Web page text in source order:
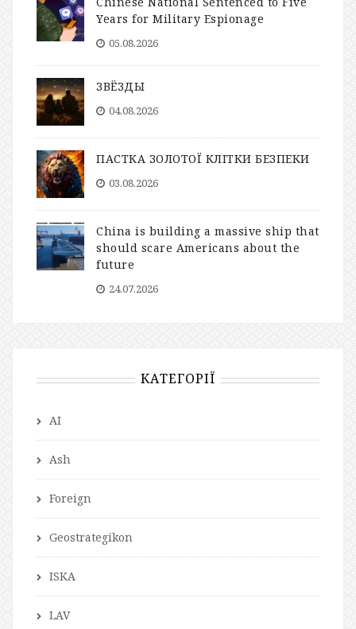
Years for Military Espionage
05.08.2026
ЗВЁЗДЫ
04.08.2026
ПАСТКА ЗОЛОТОЇ КЛІТКИ БЕЗПЕКИ
03.08.2026
China is building a massive ship that
should scare Americans about the
future
24.07.2026
КАТЕГОРІЇ
AI
Ash
Foreign
Geostrategikon
ISKA
LAV